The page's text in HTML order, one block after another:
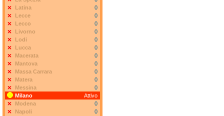
Latina
0
Lecce
0
Lecco
0
Livorno
0
Lodi
0
Lucca
0
Macerata
0
Mantova
0
Massa Carrara
0
Matera
0
Messina
0
Milano
Attivo
Modena
0
Napoli
0